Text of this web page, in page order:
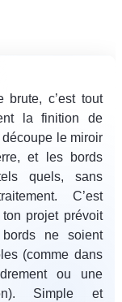
brute, c’est tout
la finition de
découpe le miroir
et les bords
quels, sans
C’est
projet prévoit
ne soient
(comme dans
ou une
Simple et